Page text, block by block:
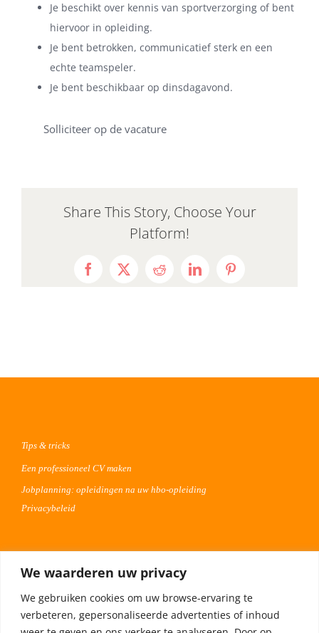
We waarderen uw privacy
We gebruiken cookies om uw browse-ervaring te
verbeteren, gepersonaliseerde advertenties of inhoud
Je beschikt over kennis van sportverzorging of bent
hiervoor in opleiding.
Je bent betrokken, communicatief sterk en een
echte teamspeler.
Je bent beschikbaar op dinsdagavond.
Solliciteer op de vacature
Share This Story, Choose Your
Platform!
Facebook
X RedditLinkedInPinterest
Tips & tricks
Een professioneel CV maken
Jobplanning: opleidingen na uw hbo-opleiding
Privacybeleid
Plaats uw vacature 30 dagen gratis
Adverteren op Meta